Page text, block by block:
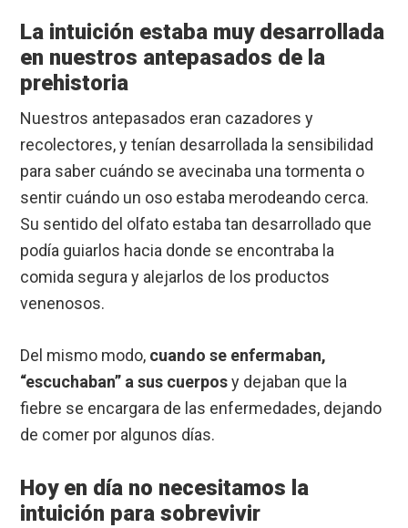
La intuición estaba muy desarrollada
en nuestros antepasados de la
prehistoria
Nuestros antepasados eran cazadores y
recolectores, y tenían desarrollada la sensibilidad
para saber cuándo se avecinaba una tormenta o
sentir cuándo un oso estaba merodeando cerca.
Su sentido del olfato estaba tan desarrollado que
podía guiarlos hacia donde se encontraba la
comida segura y alejarlos de los productos
venenosos.
Del mismo modo, cuando se enfermaban,
“escuchaban” a sus cuerposy dejaban que la
fiebre se encargara de las enfermedades, dejando
de comer por algunos días.
Hoy en día no necesitamos la
intuición para sobrevivir